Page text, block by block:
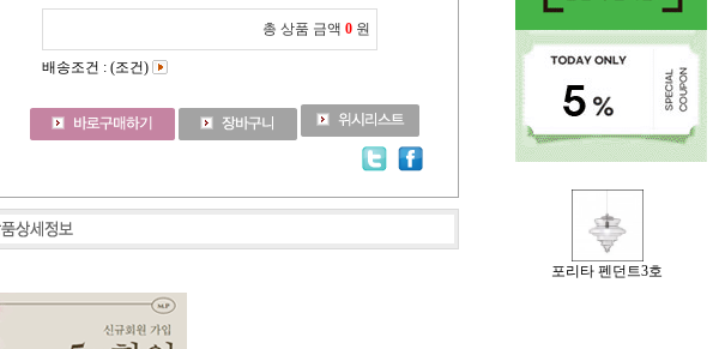
총 상품 금액 0 원
배송조건 : (조건)
포리타 펜던트3호